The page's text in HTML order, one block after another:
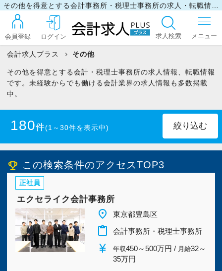
会員登録 ログイン 求人検索
ログイン
マイリスト
今すぐ会員登録
PC版サイトを見る
会計求人プラス その他
その他を得意とする会計・税理士事務所の求人情報、転職情報
です。未経験からでも働ける会計業界の求人情報も多数掲載
中。
180件(1～30件を表示中)
岩手県(2)
秋田県(2) 山形県(2)
福島県 (2)
群馬県
emoji_events この検索条件のアクセスTOP3
正社員
エクセライク会計事務所
place 東京都豊島区
content_paste 会計事務所・税理士事務所
currency_yen 年収450～500万円 / 月給32～
35万円